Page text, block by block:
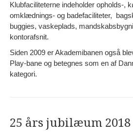
Klubfaciliteterne indeholder opholds-,
omklædnings- og badefaciliteter,
buggies, vaskeplads,
kontorafsnit.
Siden 2009 er Akademibanen også
Play-bane og betegnes som en af
kategori.
25 års jubilæum 2018